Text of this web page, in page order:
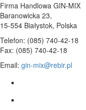
Firma Handlowa GIN-MIX
Baranowicka 23,
15-554 Białystok, Polska
Telefon: (085) 740-42-18
Fax: (085) 740-42-18
Email: gin-mix@rebir.pl